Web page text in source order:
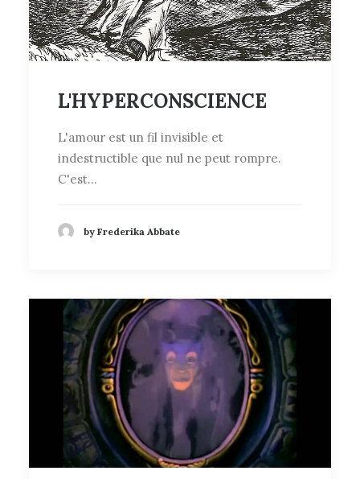
L'HYPERCONSCIENCE
L'amour est un fil invisible et
indestructible que nul ne peut rompre.
C'est…
by Frederika Abbate